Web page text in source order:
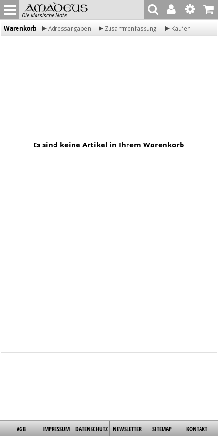
Die klassische Note
Warenkorb Adressangaben Zusammenfassung Kaufen
Es sind keine Artikel in Ihrem Warenkorb
AGB IMPRESSUM DATENSCHUTZ NEWSLETTER SITEMAP KONTAKT